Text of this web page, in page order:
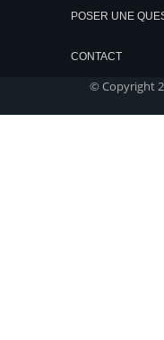
POSER UNE
CONTACT
© Copyright